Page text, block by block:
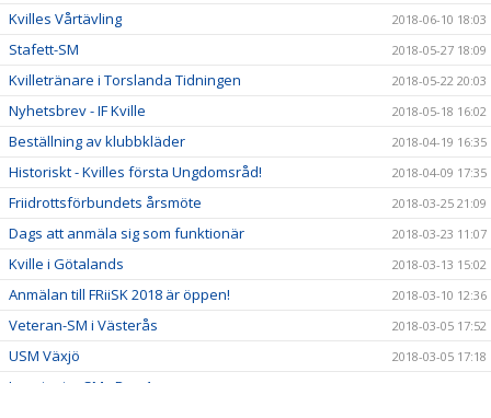
Kvilles Vårtävling 2018-06-10 18:03
Stafett-SM 2018-05-27 18:09
Kvilletränare i Torslanda Tidningen 2018-05-22 20:03
Nyhetsbrev - IF Kville 2018-05-18 16:02
Beställning av klubbkläder 2018-04-19 16:35
Historiskt - Kvilles första Ungdomsråd! 2018-04-09 17:35
Friidrottsförbundets årsmöte 2018-03-25 21:09
Dags att anmäla sig som funktionär 2018-03-23 11:07
Kville i Götalands 2018-03-13 15:02
Anmälan till FRiiSK 2018 är öppen! 2018-03-10 12:36
Veteran-SM i Västerås 2018-03-05 17:52
USM Växjö 2018-03-05 17:18
Inne junior SM - Dag 1